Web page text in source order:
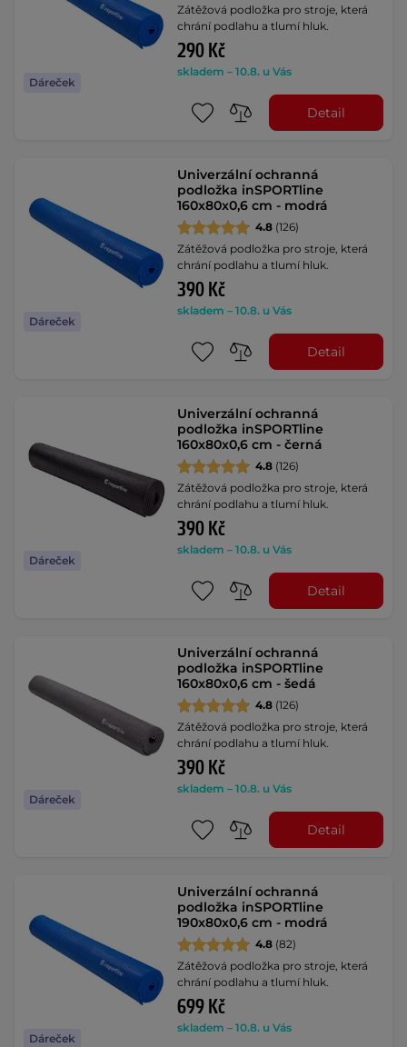
Dáreček
Zátěžová podložka pro stroje, která
chrání podlahu a tlumí hluk.
290 Kč
skladem – 10.8. u Vás
Detail
Dáreček
Univerzální ochranná
podložka inSPORTline
160x80x0,6 cm - modrá
4.8 (126)
Zátěžová podložka pro stroje, která
chrání podlahu a tlumí hluk.
390 Kč
skladem – 10.8. u Vás
Detail
Dáreček
Univerzální ochranná
podložka inSPORTline
160x80x0,6 cm - černá
4.8 (126)
Zátěžová podložka pro stroje, která
chrání podlahu a tlumí hluk.
390 Kč
skladem – 10.8. u Vás
Detail
Dáreček
Univerzální ochranná
podložka inSPORTline
160x80x0,6 cm - šedá
4.8 (126)
Zátěžová podložka pro stroje, která
chrání podlahu a tlumí hluk.
390 Kč
skladem – 10.8. u Vás
Detail
Dáreček
Univerzální ochranná
podložka inSPORTline
190x80x0,6 cm - modrá
4.8 (82)
Zátěžová podložka pro stroje, která
chrání podlahu a tlumí hluk.
699 Kč
skladem – 10.8. u Vás